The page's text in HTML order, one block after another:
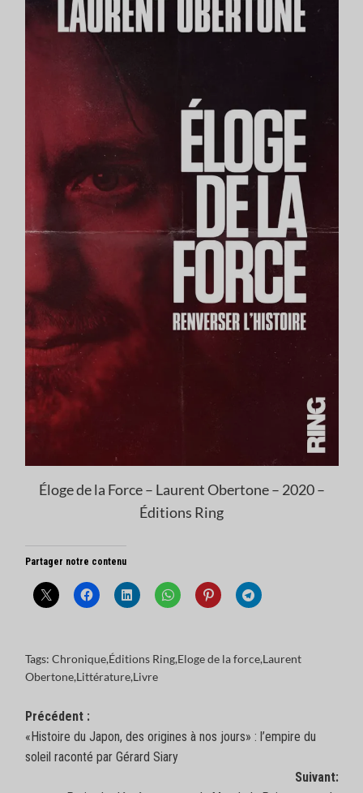
Éloge de la Force – Laurent Obertone – 2020 –
Éditions Ring
Partager notre contenu
Tags: Chronique,Éditions Ring,Eloge de la force,Laurent
Obertone,Littérature,Livre
Navigation
d’article
Précédent :
«Histoire du Japon, des origines à nos jours» : l’empire du
soleil raconté par Gérard Siary
Suivant: